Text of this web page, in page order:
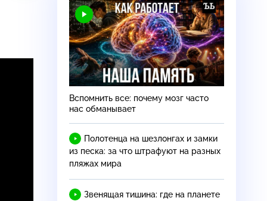
Вспомнить все: почему мозг часто
нас обманывает
Полотенца на шезлонгах и замки
из песка: за что штрафуют на разных
пляжах мира
Звенящая тишина: где на планете